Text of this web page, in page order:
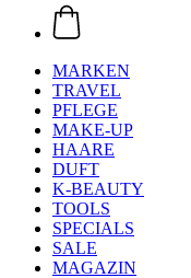
MARKEN
TRAVEL
PFLEGE
MAKE-UP
HAARE
DUFT
K-BEAUTY
TOOLS
SPECIALS
SALE
MAGAZIN